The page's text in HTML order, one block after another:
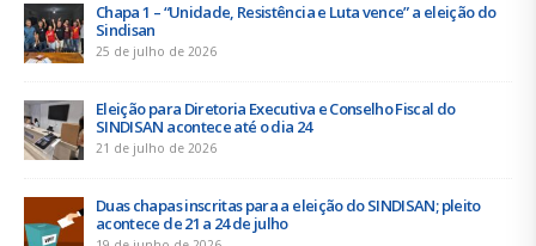
Chapa 1 – “Unidade, Resistência e Luta vence” a eleição do
Sindisan
25 de julho de 2026
Eleição para Diretoria Executiva e Conselho Fiscal do
SINDISAN acontece até o dia 24
21 de julho de 2026
Duas chapas inscritas para a eleição do SINDISAN; pleito
acontece de 21 a 24 de julho